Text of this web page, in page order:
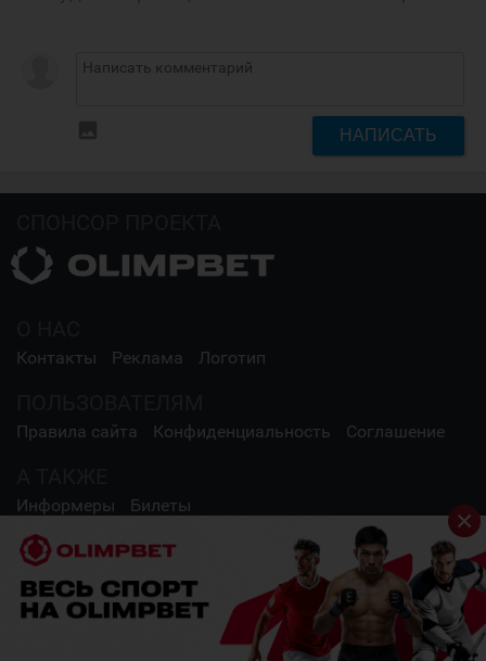
НАПИСАТЬ
Контакты Реклама Логотип
Правила сайта Конфиденциальность Соглашение
Информеры Билеты
СОЦИАЛЬНЫЕ СЕТИ